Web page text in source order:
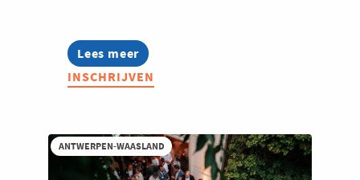
Lees meer
about
International
Business
INSCHRIJVEN
ANTWERPEN-WAASLAND